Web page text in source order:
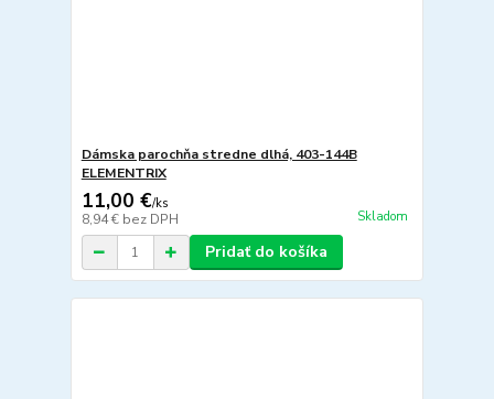
Dámska parochňa stredne dlhá, 403-144B
ELEMENTRIX
11,00 €/ks
8,94 € bez DPH Skladom
Pridať do košíka